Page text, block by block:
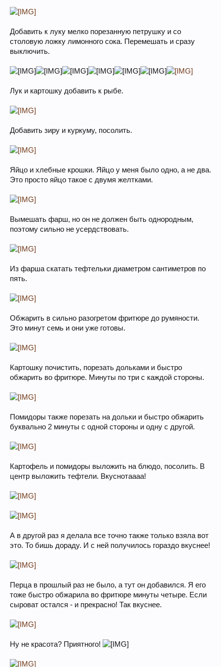
Добавить к луку мелко порезанную петрушку и со
столовую ложку лимонного сока. Перемешать и сразу
выключить.
Лук и картошку добавить к рыбе.
Добавить зиру и куркуму, посолить.
Яйцо и хлебные крошки. Яйцо у меня было одно, а не два.
Это просто яйцо такое с двумя желтками.
Вымешать фарш, но он не должен быть однородным,
поэтому сильно не усердствовать.
Из фарша скатать тефтельки диаметром сантиметров по
пять.
Обжарить в сильно разогретом фритюре до румяности.
Это минут семь и они уже готовы.
Картошку почистить, порезать дольками и быстро
обжарить во фритюре. Минуты по три с каждой стороны.
Помидоры также порезать на дольки и быстро обжарить
буквально 2 минуты с одной стороны и одну с другой.
Картофель и помидоры выложить на блюдо, посолить. В
центр выложить тефтели. Вкуснотаааа!
А в другой раз я делала все точно также только взяла вот
это. То бишь дораду. И с ней получилось гораздо вкуснее!
Перца в прошлый раз не было, а тут он добавился. Я его
тоже быстро обжарила во фритюре минуты четыре. Если
сыроват остался - и прекрасно! Так вкуснее.
Ну не красота? Приятного!